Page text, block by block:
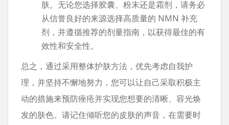
肤。无论您选择胶囊、粉末还是霜剂，请务必
从信誉良好的来源选择高质量的 NMN 补充
剂，并遵循推荐的剂量指南，以获得最佳的有
效性和安全性。
总之，通过采用整体护肤方法，优先考虑自我护
理，并坚持不懈地努力，您可以让自己采取积极主
动的措施来预防痤疮并实现您想要的清晰、容光焕
发的肤色。请记住倾听您的皮肤的声音，在需要时